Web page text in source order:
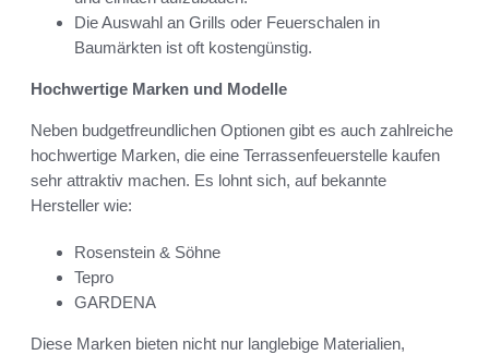
Die Auswahl an Grills oder Feuerschalen in
Baumärkten ist oft kostengünstig.
Hochwertige Marken und Modelle
Neben budgetfreundlichen Optionen gibt es auch zahlreiche
hochwertige Marken, die eine Terrassenfeuerstelle kaufen
sehr attraktiv machen. Es lohnt sich, auf bekannte
Hersteller wie:
Rosenstein & Söhne
Tepro
GARDENA
Diese Marken bieten nicht nur langlebige Materialien,